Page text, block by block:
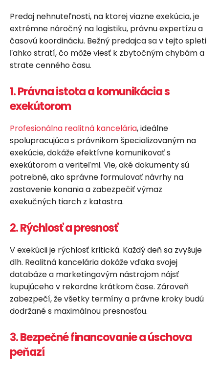
Predaj nehnuteľnosti, na ktorej viazne exekúcia, je
extrémne náročný na logistiku, právnu expertízu a
časovú koordináciu. Bežný predajca sa v tejto spleti
ľahko stratí, čo môže viesť k zbytočným chybám a
strate cenného času.
1. Právna istota a komunikácia s
exekútorom
Profesionálna realitná kancelária, ideálne
spolupracujúca s právnikom špecializovaným na
exekúcie, dokáže efektívne komunikovať s
exekútorom a veriteľmi. Vie, aké dokumenty sú
potrebné, ako správne formulovať návrhy na
zastavenie konania a zabezpečiť výmaz
exekučných tiarch z katastra.
2. Rýchlosť a presnosť
V exekúcii je rýchlosť kritická. Každý deň sa zvyšuje
dlh. Realitná kancelária dokáže vďaka svojej
databáze a marketingovým nástrojom nájsť
kupujúceho v rekordne krátkom čase. Zároveň
zabezpečí, že všetky termíny a právne kroky budú
dodržané s maximálnou presnosťou.
3. Bezpečné financovanie a úschova
peňazí